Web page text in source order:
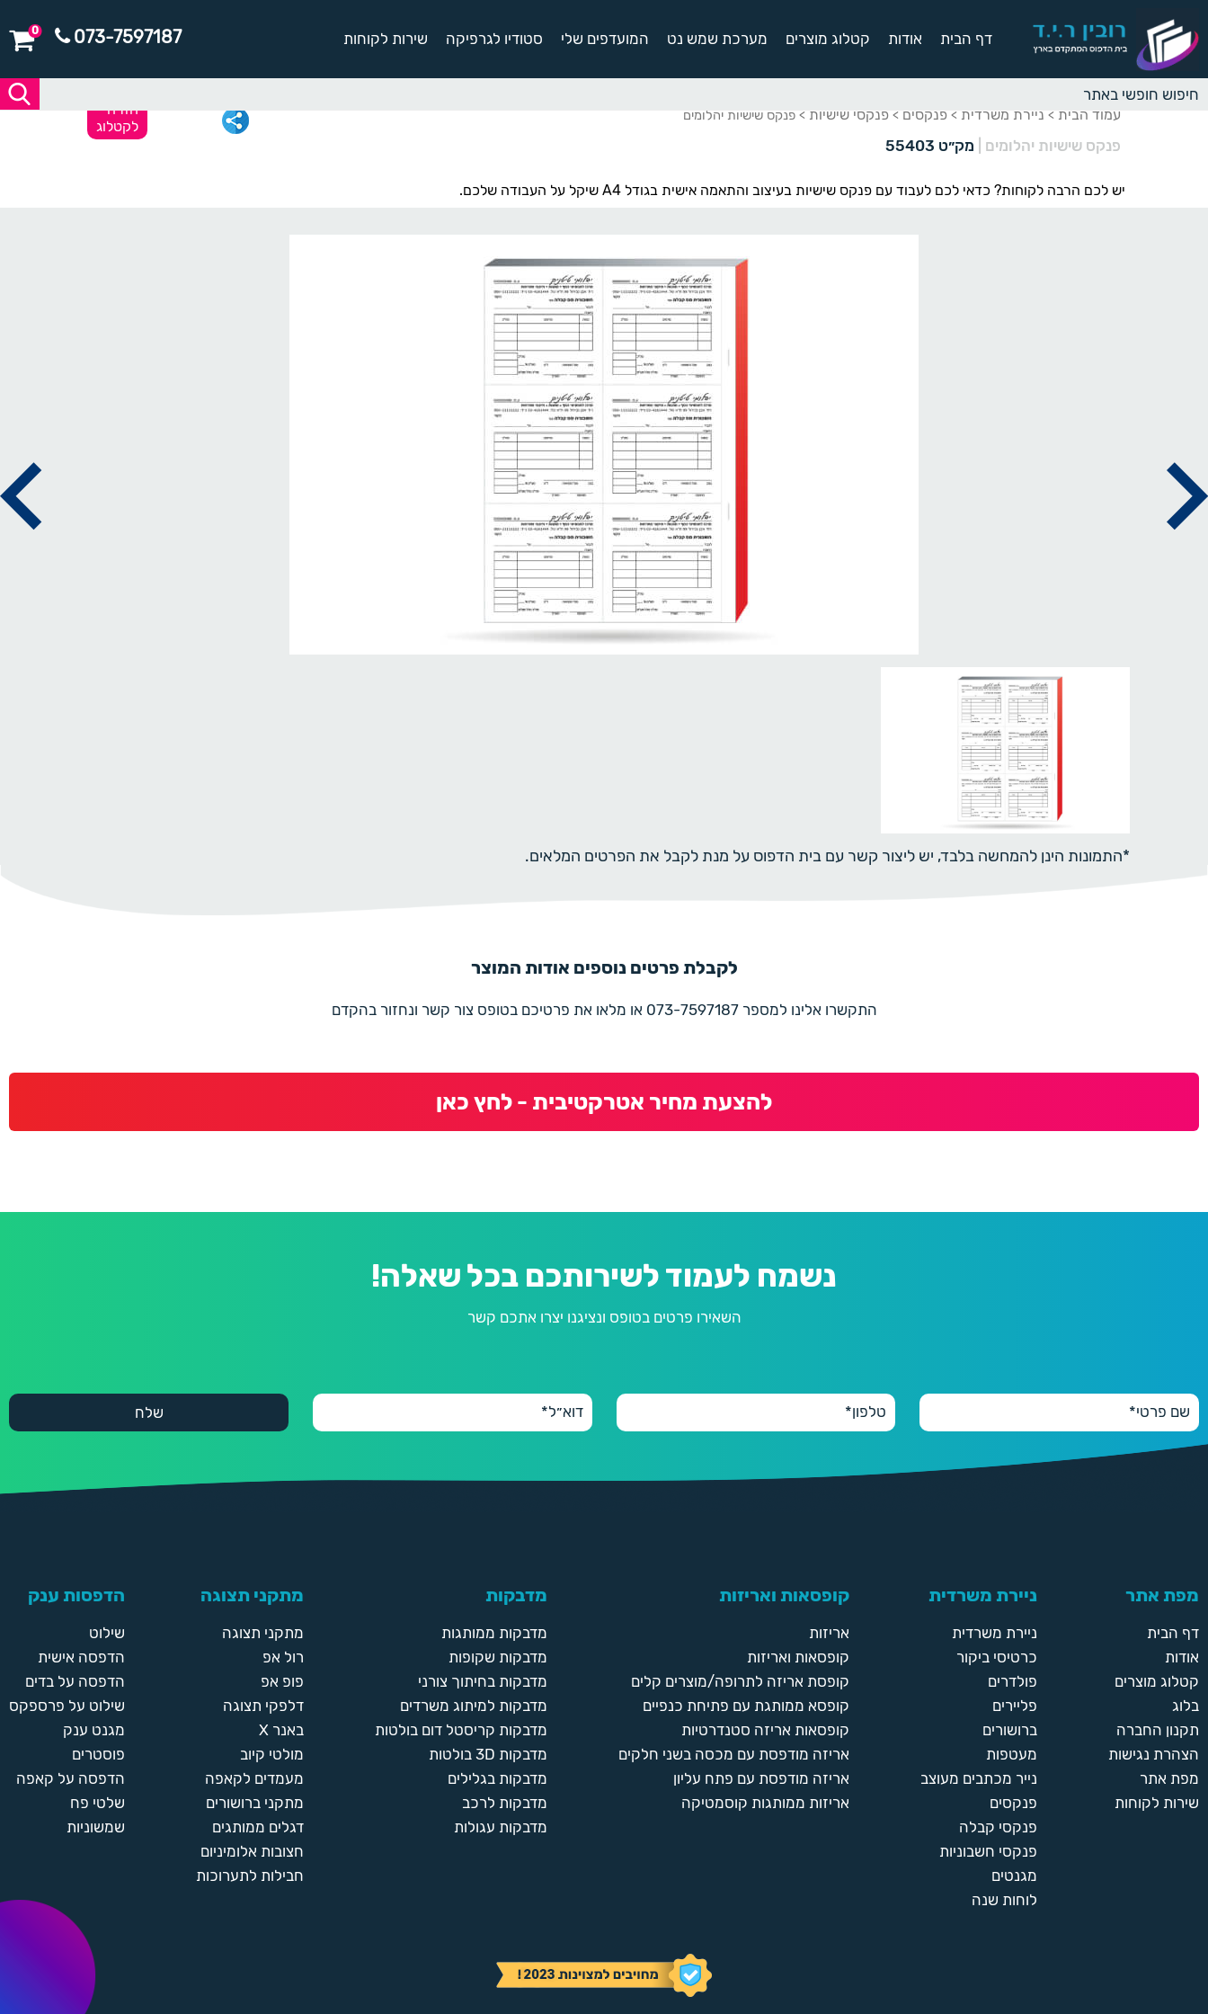
דף הבית אודות קטלוג מוצרים מערכת שמש נט המועדפים שלי סטודיו לגרפיקה שירות לקוחות 073-7597187
0
עמוד הבית > ניירת משרדית > פנקסים > פנקסי שישיות > פנקס שישיות יהלומים
פנקס שישיות יהלומים מק״ט 55403
חזרה
לקטלוג
יש לכם הרבה לקוחות? כדאי לכם לעבוד עם פנקס שישיות בעיצוב והתאמה אישית בגודל A4 שיקל על העבודה שלכם.
*התמונות הינן להמחשה בלבד, יש ליצור קשר עם בית הדפוס על מנת לקבל את הפרטים המלאים.
לקבלת פרטים נוספים אודות המוצר
התקשרו אלינו למספר 073-7597187 או מלאו את פרטיכם בטופס צור קשר ונחזור בהקדם
להצעת מחיר אטרקטיבית - לחץ כאן
נשמח לעמוד לשירותכם בכל שאלה!
השאירו פרטים בטופס ונציגנו יצרו אתכם קשר
מפת אתר
דף הבית
אודות
קטלוג מוצרים
בלוג
תקנון החברה
הצהרת נגישות
מפת אתר
שירות לקוחות
ניירת משרדית
ניירת משרדית
כרטיסי ביקור
פולדרים
פליירים
ברושורים
מעטפות
נייר מכתבים מעוצב
פנקסים
פנקסי קבלה
פנקסי חשבוניות
מגנטים
לוחות שנה
קופסאות ואריזות
אריזות
קופסאות ואריזות
קופסת אריזה לתרופה/מוצרים קלים
קופסא ממותגת עם פתיחת כנפיים
קופסאות אריזה סטנדרטיות
אריזה מודפסת עם מכסה בשני חלקים
אריזה מודפסת עם פתח עליון
אריזות ממותגות קוסמטיקה
מדבקות
מדבקות ממותגות
מדבקות שקופות
מדבקות בחיתוך צורני
מדבקות למיתוג משרדים
מדבקות קריסטל דום בולטות
מדבקות 3D בולטות
מדבקות בגלילים
מדבקות לרכב
מדבקות עגולות
מתקני תצוגה
מתקני תצוגה
רול אפ
פופ אפ
דלפקי תצוגה
באנר X
מולטי קיוב
מעמדים לקאפה
מתקני ברושורים
דגלים ממותגים
חצובות אלומיניום
חבילות לתערוכות
הדפסות ענק
שילוט
הדפסה אישית
הדפסה על בדים
שילוט על פרספקס
מגנט ענק
פוסטרים
הדפסה על קאפה
שלטי פח
שמשוניות